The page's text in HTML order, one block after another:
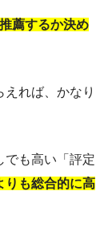
薦するか決め
れば、かなり
でも高い「評定
りも総合的に高